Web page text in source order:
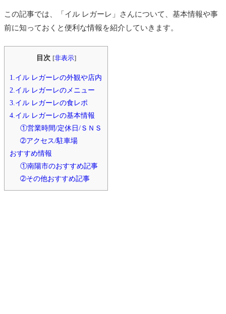
この記事では、「イル レガーレ」さんについて、基本情報や事
前に知っておくと便利な情報を紹介していきます。
目次 [非表示]
1.イル レガーレの外観や店内
2.イル レガーレのメニュー
3.イル レガーレの食レポ
4.イル レガーレの基本情報
①営業時間/定休日/ＳＮＳ
➁アクセス/駐車場
おすすめ情報
①南陽市のおすすめ記事
➁その他おすすめ記事